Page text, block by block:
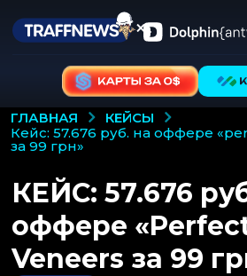
ГЛАВНАЯ
КЕЙСЫ
кейс: 57.676 руб. на оффере «perfect smile veneers
за 99 грн»
КЕЙС: 57.676
оффере
Veneers за 99